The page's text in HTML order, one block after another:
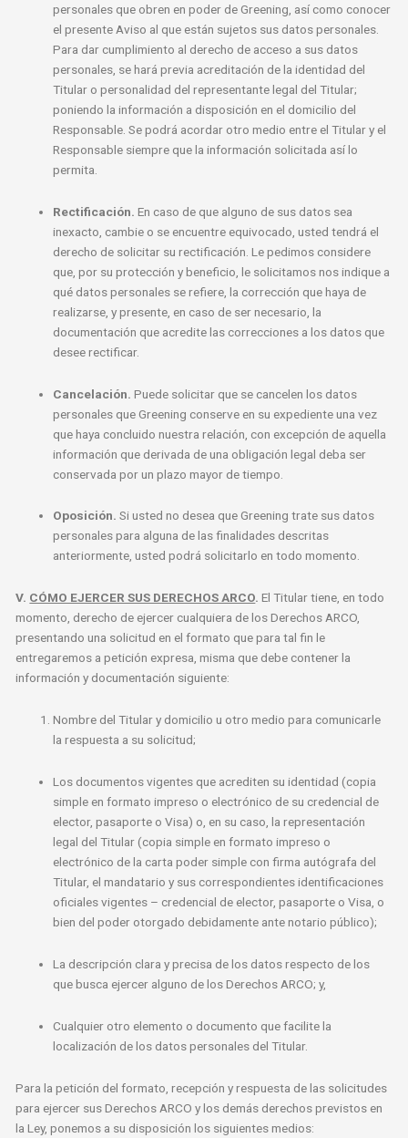
personales que obren en poder de Greening, así como conocer
el presente Aviso al que están sujetos sus datos personales.
Para dar cumplimiento al derecho de acceso a sus datos
personales, se hará previa acreditación de la identidad del
Titular o personalidad del representante legal del Titular;
poniendo la información a disposición en el domicilio del
Responsable. Se podrá acordar otro medio entre el Titular y el
Responsable siempre que la información solicitada así lo
permita.
Rectificación. En caso de que alguno de sus datos sea
inexacto, cambie o se encuentre equivocado, usted tendrá el
derecho de solicitar su rectificación. Le pedimos considere
que, por su protección y beneficio, le solicitamos nos indique a
qué datos personales se refiere, la corrección que haya de
realizarse, y presente, en caso de ser necesario, la
documentación que acredite las correcciones a los datos que
desee rectificar.
Cancelación. Puede solicitar que se cancelen los datos
personales que Greening conserve en su expediente una vez
que haya concluido nuestra relación, con excepción de aquella
información que derivada de una obligación legal deba ser
conservada por un plazo mayor de tiempo.
Oposición. Si usted no desea que Greening trate sus datos
personales para alguna de las finalidades descritas
anteriormente, usted podrá solicitarlo en todo momento.
V. CÓMO EJERCER SUS DERECHOS ARCO. El Titular tiene, en todo
momento, derecho de ejercer cualquiera de los Derechos ARCO,
presentando una solicitud en el formato que para tal fin le
entregaremos a petición expresa, misma que debe contener la
información y documentación siguiente:
Nombre del Titular y domicilio u otro medio para comunicarle
la respuesta a su solicitud;
Los documentos vigentes que acrediten su identidad (copia
simple en formato impreso o electrónico de su credencial de
elector, pasaporte o Visa) o, en su caso, la representación
legal del Titular (copia simple en formato impreso o
electrónico de la carta poder simple con firma autógrafa del
Titular, el mandatario y sus correspondientes identificaciones
oficiales vigentes – credencial de elector, pasaporte o Visa, o
bien del poder otorgado debidamente ante notario público);
La descripción clara y precisa de los datos respecto de los
que busca ejercer alguno de los Derechos ARCO; y,
Cualquier otro elemento o documento que facilite la
localización de los datos personales del Titular.
Para la petición del formato, recepción y respuesta de las solicitudes
para ejercer sus Derechos ARCO y los demás derechos previstos en
la Ley, ponemos a su disposición los siguientes medios: